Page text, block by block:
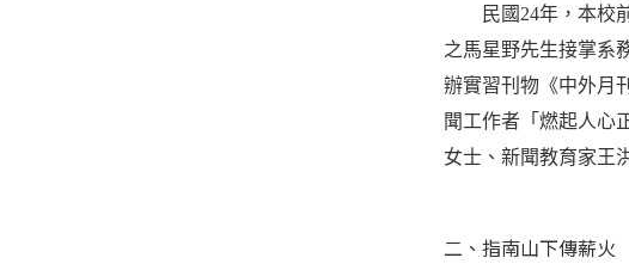
民國24年，本校前
之馬星野先生接掌系
辦實習刊物《中外月
聞工作者「燃起人心
女士、新聞教育家王
二、指南山下傳薪火